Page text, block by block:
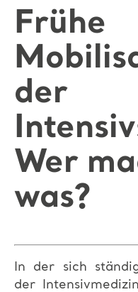
Frühe
der
Wer
was?
In der sich
der